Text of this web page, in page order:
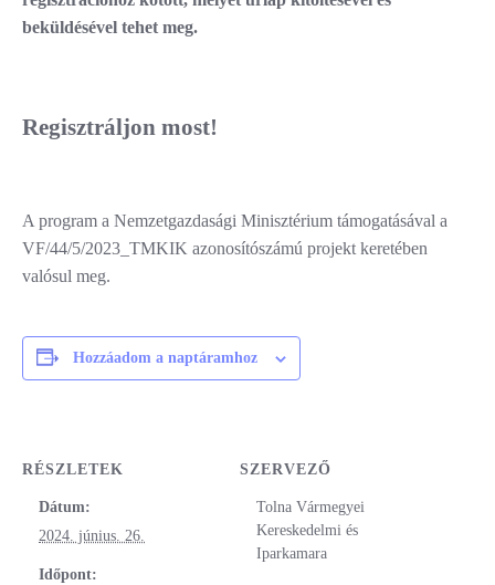
beküldésével tehet meg.
Regisztráljon most!
A program a Nemzetgazdasági Minisztérium támogatásával a
VF/44/5/2023_TMKIK azonosítószámú projekt keretében
valósul meg.
Hozzáadom a naptáramhoz
RÉSZLETEK
Dátum:
2024. június. 26.
Időpont:
SZERVEZŐ
Tolna Vármegyei
Kereskedelmi és
Iparkamara